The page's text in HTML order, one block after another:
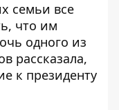
семьи все
что им
одного из
рассказала,
к президенту